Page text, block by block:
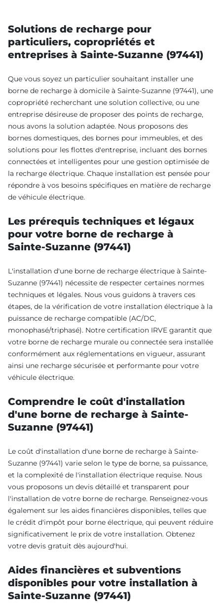
Solutions de recharge pour
particuliers, copropriétés et
entreprises à Sainte-Suzanne (97441)
Que vous soyez un particulier souhaitant installer une
borne de recharge à domicile à Sainte-Suzanne (97441), une
copropriété recherchant une solution collective, ou une
entreprise désireuse de proposer des points de recharge,
nous avons la solution adaptée. Nous proposons des
bornes domestiques, des bornes pour immeubles, et des
solutions pour les flottes d'entreprise, incluant des bornes
connectées et intelligentes pour une gestion optimisée de
la recharge électrique. Chaque installation est pensée pour
répondre à vos besoins spécifiques en matière de recharge
de véhicule électrique.
Les prérequis techniques et légaux
pour votre borne de recharge à
Sainte-Suzanne (97441)
L'installation d'une borne de recharge électrique à Sainte-
Suzanne (97441) nécessite de respecter certaines normes
techniques et légales. Nous vous guidons à travers ces
étapes, de la vérification de votre installation électrique à la
puissance de recharge compatible (AC/DC,
monophasé/triphasé). Notre certification IRVE garantit que
votre borne de recharge murale ou connectée sera installée
conformément aux réglementations en vigueur, assurant
ainsi une recharge sécurisée et performante pour votre
véhicule électrique.
Comprendre le coût d'installation
d'une borne de recharge à Sainte-
Suzanne (97441)
Le coût d'installation d'une borne de recharge à Sainte-
Suzanne (97441) varie selon le type de borne, sa puissance,
et la complexité de l'installation électrique requise. Nous
vous proposons un devis détaillé et transparent pour
l'installation de votre borne de recharge. Renseignez-vous
également sur les aides financières disponibles, telles que
le crédit d'impôt pour borne électrique, qui peuvent réduire
significativement le prix de votre installation. Obtenez
votre devis gratuit dès aujourd'hui.
Aides financières et subventions
disponibles pour votre installation à
Sainte-Suzanne (97441)